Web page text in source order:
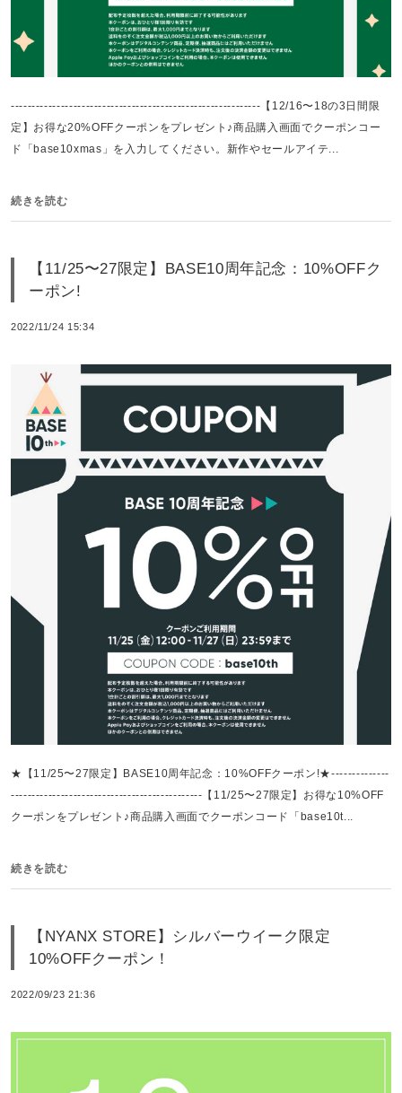
------------------------------------------------------------【12/16〜18の3日間限
定】お得な20%OFFクーポンをプレゼント♪商品購入画面でクーポンコー
ド「base10xmas」を入力してください。新作やセールアイテ...
続きを読む
【11/25〜27限定】BASE10周年記念：10%OFFク
ーポン!
2022/11/24 15:34
★【11/25〜27限定】BASE10周年記念：10%OFFクーポン!★--------------
----------------------------------------------【11/25〜27限定】お得な10%OFF
クーポンをプレゼント♪商品購入画面でクーポンコード「base10t...
続きを読む
【NYANX STORE】シルバーウイーク限定
10%OFFクーポン！
2022/09/23 21:36